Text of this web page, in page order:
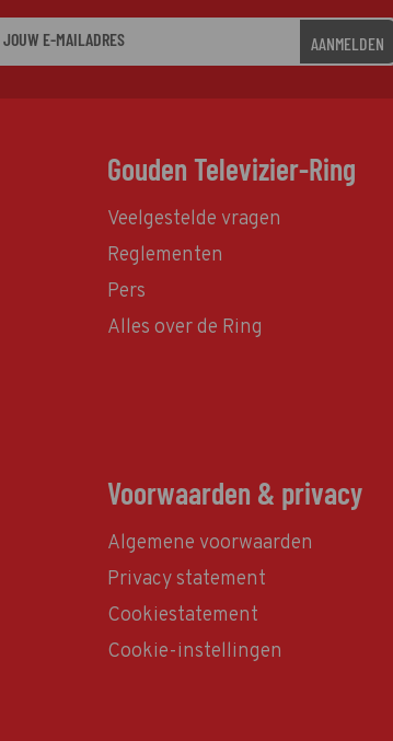
AANMELDEN
Gouden Televizier-Ring
Veelgestelde vragen
Reglementen
Pers
Alles over de Ring
Voorwaarden & privacy
Algemene voorwaarden
Privacy statement
Cookiestatement
Cookie-instellingen